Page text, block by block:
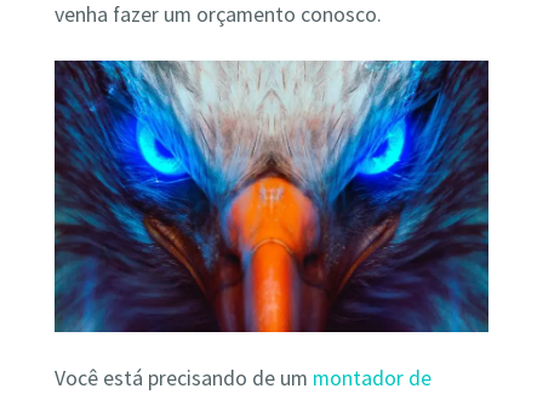
venha fazer um orçamento conosco.
Você está precisando de um montador de